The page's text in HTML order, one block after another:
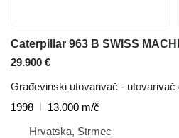
Caterpillar 963 B SWISS
29.900 €
Građevinski utovarivač - utovarivač
1998
13.000 m/č
Hrvatska, Strmec